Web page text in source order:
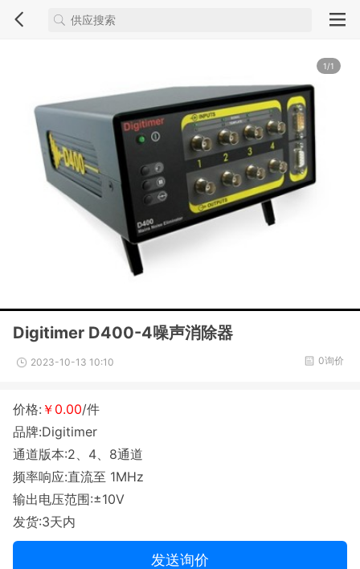
1/1
Digitimer D400-4噪声消除器
2023-10-13 10:10 0询价
价格: ￥0.00/件
品牌:Digitimer
通道版本:2、4、8通道
频率响应:直流至 1MHz
输出电压范围:±10V
发货:3天内
发送询价